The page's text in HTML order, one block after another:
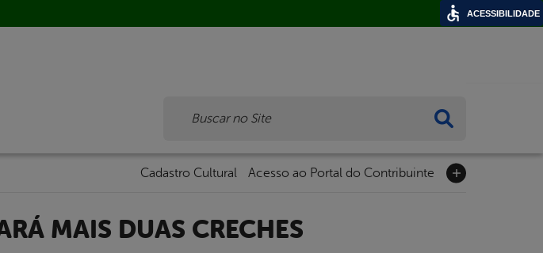
Cadastro Cultural Acesso ao Portal do Contribuinte
MAIS DUAS CRECHES
ACESSIBILIDADE